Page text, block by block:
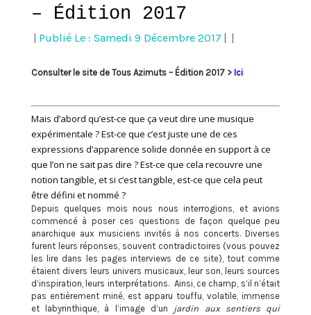
– Édition 2017
Publié Le : Samedi 9 Décembre 2017
Consulter le site de Tous Azimuts – Édition 2017 > Ici
Mais d’abord qu’est-ce que ça veut dire une musique
expérimentale ? Est-ce que c’est juste une de ces
expressions d’apparence solide donnée en support à ce
que l’on ne sait pas dire ? Est-ce que cela recouvre une
notion tangible, et si c’est tangible, est-ce que cela peut
être défini et nommé ?
Depuis quelques mois nous nous interrogions, et avions
commencé à poser ces questions de façon quelque peu
anarchique aux musiciens invités à nos concerts. Diverses
furent leurs réponses, souvent contradictoires (vous pouvez
les lire dans les pages interviews de ce site), tout comme
étaient divers leurs univers musicaux, leur son, leurs sources
d’inspiration, leurs interprétations. Ainsi, ce champ, s’il n’était
pas entièrement miné, est apparu touffu, volatile, immense
et labyrinthique, à l’image d’un jardin aux sentiers qui